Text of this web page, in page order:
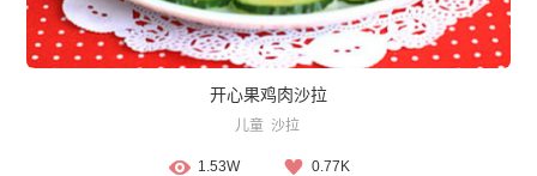
开心果鸡肉沙拉
儿童 沙拉
1.53W 0.77K